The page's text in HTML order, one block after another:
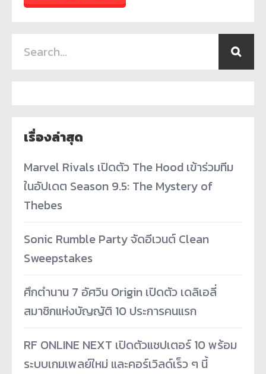
เรื่องล่าสุด
Marvel Rivals เปิดตัว The Hood เข้าร่วมทีม
ในอัปเดต Season 9.5: The Mystery of
Thebes
Sonic Rumble Party จัดอีเวนต์ Clean
Sweepstakes
ศึกตำนาน 7 อัศวิน Origin เปิดตัว เดลิเอลี่
สมาชิกแห่งบัญญัติ 10 ประการคนแรก
RF ONLINE NEXT เปิดตัวแชปเตอร์ 10 พร้อม
ระบบเกมเพลย์ใหม่ และคอร์เวิลด์เร็ว ๆ นี้